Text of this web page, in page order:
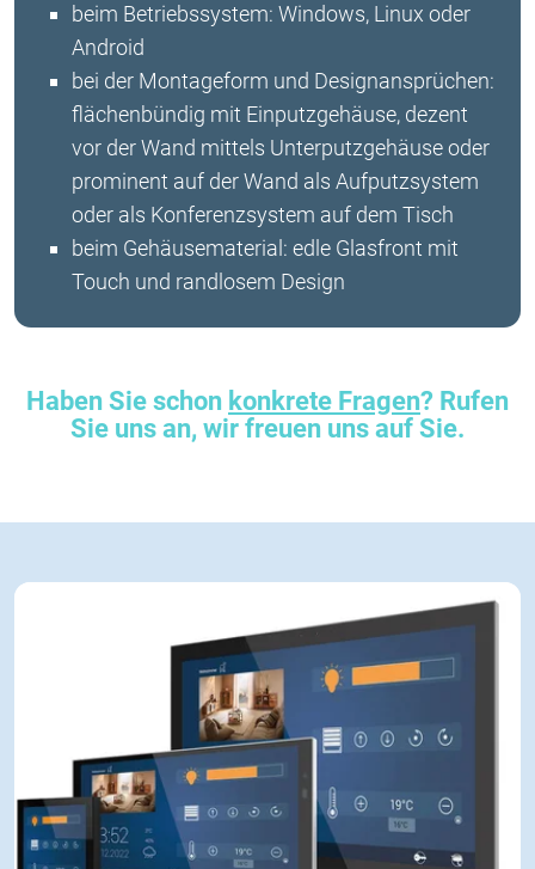
beim Betriebssystem: Windows, Linux oder
Android
bei der Montageform und Designansprüchen:
flächenbündig mit Einputzgehäuse, dezent
vor der Wand mittels Unterputzgehäuse oder
prominent auf der Wand als Aufputzsystem
oder als Konferenzsystem auf dem Tisch
beim Gehäusematerial: edle Glasfront mit
Touch und randlosem Design
Haben Sie schon konkrete Fragen? Rufen
Sie uns an, wir freuen uns auf Sie.